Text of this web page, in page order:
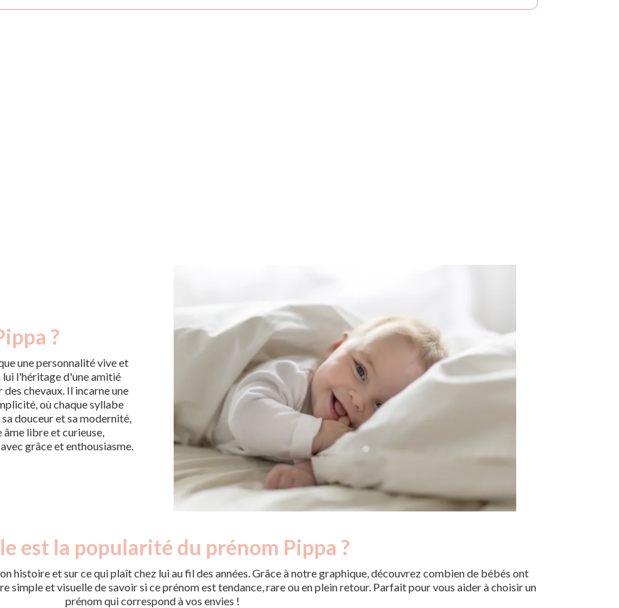
?
une personnalité vive et
lui l'héritage d'une amitié
chevaux. Il incarne une
où chaque syllabe
douceur et sa modernité,
libre et curieuse,
grâce et enthousiasme.
est la popularité du prénom Pippa ?
histoire et sur ce qui plaît chez lui au fil des années. Grâce à notre graphique, découvrez combien de bébés ont
simple et visuelle de savoir si ce prénom est tendance, rare ou en plein retour. Parfait pour vous aider à choisir un
prénom qui correspond à vos envies !